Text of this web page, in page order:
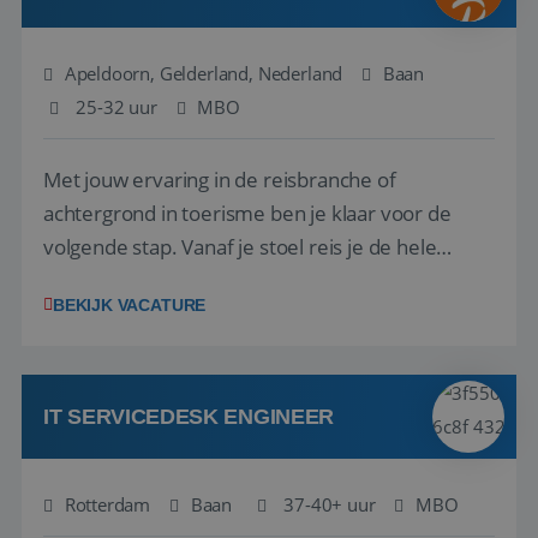
Apeldoorn, Gelderland, Nederland
Baan
25-32 uur
MBO
Met jouw ervaring in de reisbranche of
achtergrond in toerisme ben je klaar voor de
volgende stap. Vanaf je stoel reis je de hele
wensen van je team, je klant en wat er in de
klanten te overtuigen om die droomreis te
boeken! ...
BEKIJK VACATURE
IT SERVICEDESK ENGINEER
Rotterdam Baan 37-40+ uur MBO